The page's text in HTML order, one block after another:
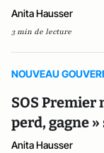
Anita Hausser
3 min de lecture
NOUVEAU
SOS Premier
perd, gagne
Anita Hausser